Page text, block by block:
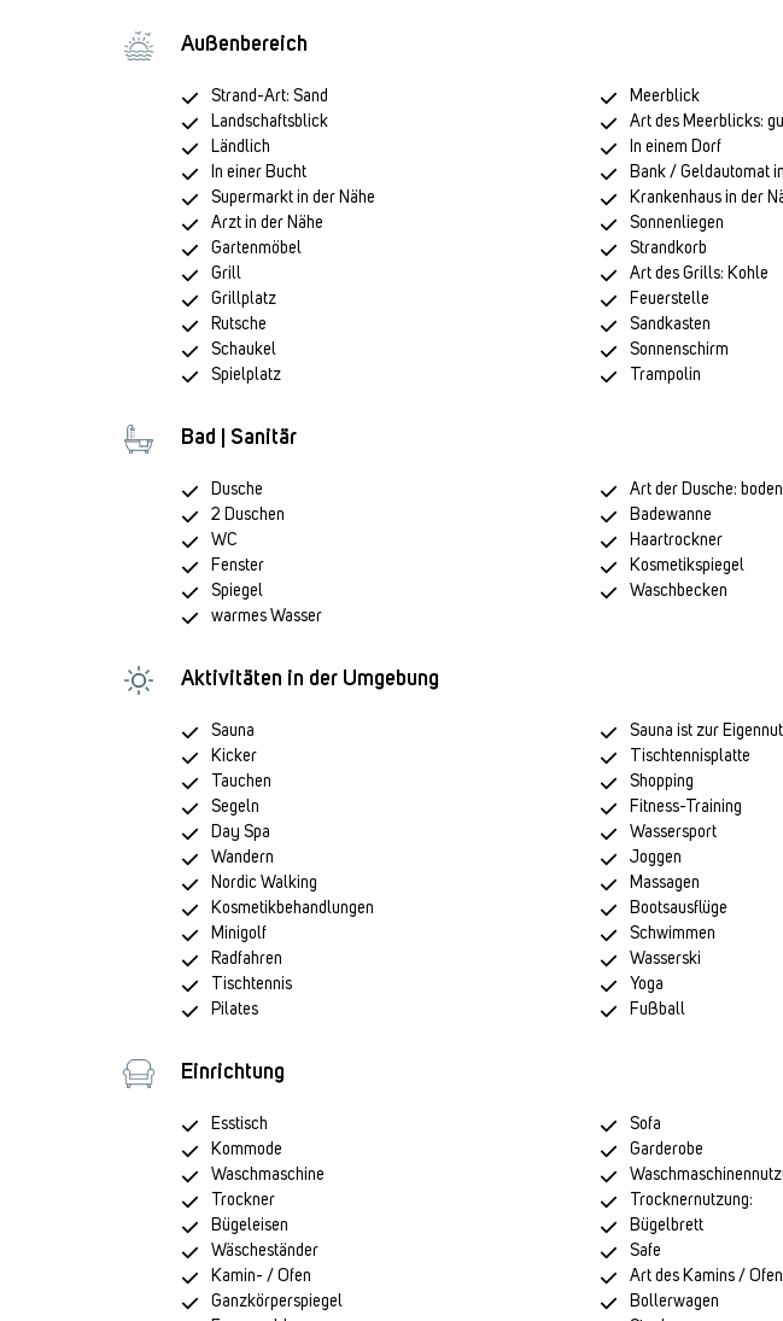
Außenbereich
Strand-Art: Sand
Meerblick
Landschaftsblick
Art des Meerblicks:
Ländlich
In einem Dorf
In einer Bucht
Bank / Geldautomat
Supermarkt in der Nähe
Krankenhaus in der
Arzt in der Nähe
Sonnenliegen
Gartenmöbel
Strandkorb
Grill
Art des Grills: Kohle
Grillplatz
Feuerstelle
Rutsche
Sandkasten
Schaukel
Sonnenschirm
Spielplatz
Trampolin
Bad | Sanitär
Dusche
Art der Dusche:
2 Duschen
Badewanne
WC
Haartrockner
Fenster
Kosmetikspiegel
Spiegel
Waschbecken
warmes Wasser
Aktivitäten in der Umgebung
Sauna
Sauna ist zur
Kicker
Tischtennisplatte
Tauchen
Shopping
Segeln
Fitness-Training
Day Spa
Wassersport
Wandern
Joggen
Nordic Walking
Massagen
Kosmetikbehandlungen
Bootsausflüge
Minigolf
Schwimmen
Radfahren
Wasserski
Tischtennis
Yoga
Pilates
Fußball
Einrichtung
Esstisch
Sofa
Kommode
Garderobe
Waschmaschine
Trockner
Trocknernutzung:
Bügeleisen
Bügelbrett
Wäscheständer
Safe
Kamin- / Ofen
Art des Kamins /
Ganzkörperspiegel
Bollerwagen